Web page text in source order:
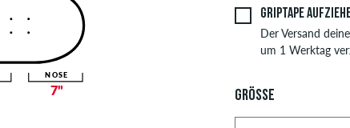
GRÖSSE
Griptape
Der Versand
um 1 Werktag
7"
NOSE